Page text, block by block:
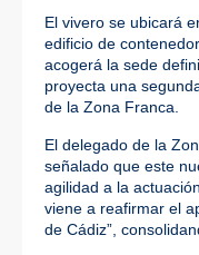
El vivero se ubicará
edificio de
acogerá la sede
proyecta una
de la Zona Franca.
El delegado de la
señalado que este
agilidad a la
viene a reafirmar el
de Cádiz”,